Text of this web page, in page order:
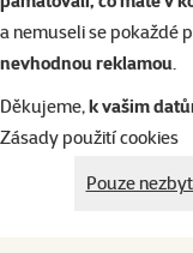
a nemuseli se pokaždé
nevhodnou reklamou.
Děkujeme,k vašim
Zásady použití cookies
Pouze